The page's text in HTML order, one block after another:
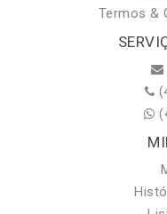
Termos &